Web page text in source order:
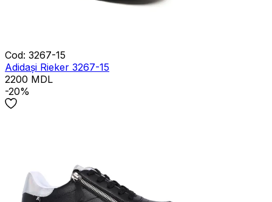
Cod: 3267-15
Adidași Rieker 3267-15
2200 MDL
-20%